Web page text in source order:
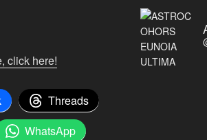
click here!
Threads
WhatsApp